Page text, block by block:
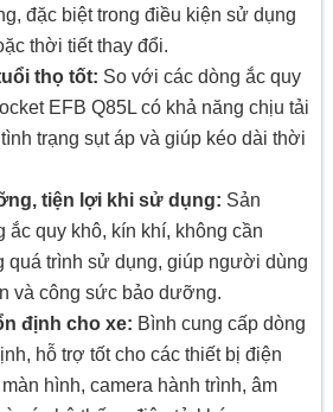
đặc biệt trong điều kiện sử dụng
thời tiết thay đổi.
thọ tốt: So với các dòng ắc quy
EFB Q85L có khả năng chịu tải
trạng sụt áp và giúp kéo dài thời
tiện lợi khi sử dụng: Sản
ắc quy khô, kín khí, không cần
quá trình sử dụng, giúp người dùng
và công sức bảo dưỡng.
định cho xe: Bình cung cấp dòng
hỗ trợ tốt cho các thiết bị điện
hình, camera hành trình, âm